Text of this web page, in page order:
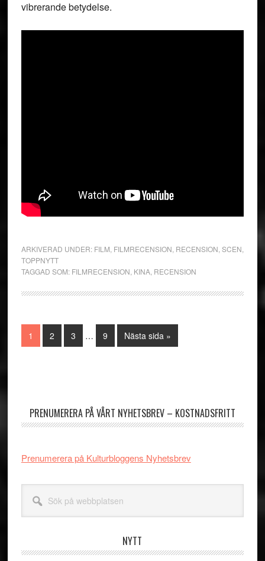
vibrerande betydelse.
ARKIVERAD UNDER: FILM FILMRECENSION RECENSION SCEN
TOPPNYTT
TAGGAD SOM: FILMRECENSION KINA, RECENSION
Sida
1 Sida
2 Sida
3
Interimistiska
… Sida
9
Go
to
Nästa sida »
PRENUMERERA PÅ VÅRT NYHETSBREV – KOSTNADSFRITT
Prenumerera på Kulturbloggens Nyhetsbrev
webbplatsen
NYTT